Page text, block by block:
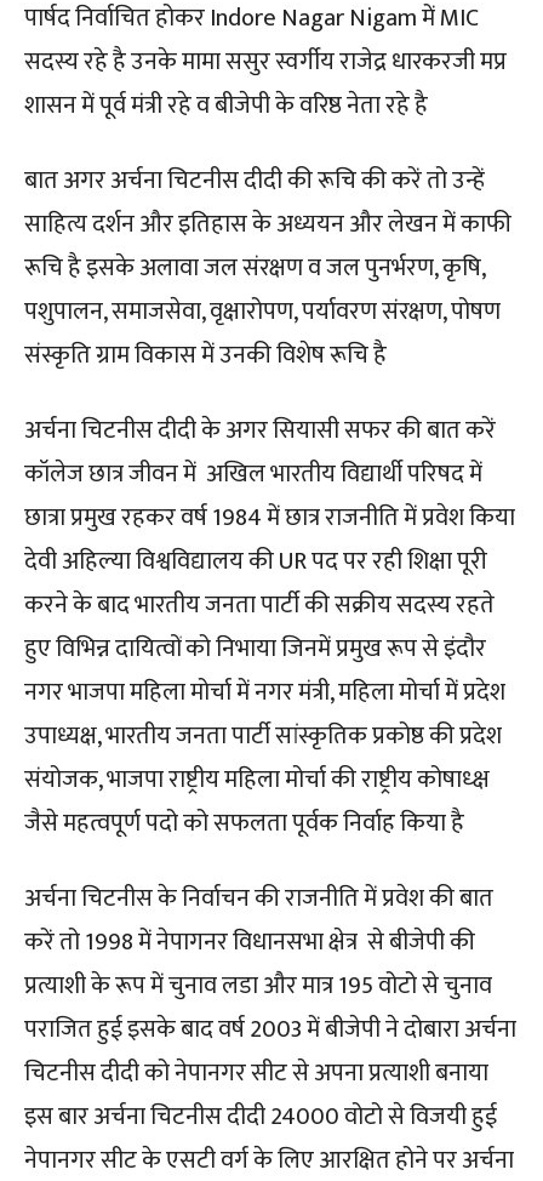
पार्षद निर्वाचित होकर Indore Nagar Nigam में MIC
सदस्य रहे है उनके मामा ससुर स्वर्गीय राजेद्र धारकरजी मप्र
शासन में पूर्व मंत्री रहे व बीजेपी के वरिष्ठ नेता रहे है
बात अगर अर्चना चिटनीस दीदी की रूचि की करें तो उन्हें
साहित्य दर्शन और इतिहास के अध्ययन और लेखन में काफी
रूचि है इसके अलावा जल संरक्षण व जल पुनर्भरण, कृषि,
पशुपालन, समाजसेवा, वृक्षारोपण, पर्यावरण संरक्षण, पोषण
संस्कृति ग्राम विकास में उनकी विशेष रूचि है
अर्चना चिटनीस दीदी के अगर सियासी सफर की बात करें
कॉलेज छात्र जीवन में अखिल भारतीय विद्यार्थी परिषद में
छात्रा प्रमुख रहकर वर्ष 1984 में छात्र राजनीति में प्रवेश किया
देवी अहिल्या विश्वविद्यालय की UR पद पर रही शिक्षा पूरी
करने के बाद भारतीय जनता पार्टी की सक्रीय सदस्य रहते
हुए विभिन्न दायित्वों को निभाया जिनमें प्रमुख रूप से इंदौर
नगर भाजपा महिला मोर्चा में नगर मंत्री, महिला मोर्चा में प्रदेश
उपाध्यक्ष, भारतीय जनता पार्टी सांस्कृतिक प्रकोष्ठ की प्रदेश
संयोजक, भाजपा राष्ट्रीय महिला मोर्चा की राष्ट्रीय कोषाध्क्ष
जैसे महत्वपूर्ण पदो को सफलता पूर्वक निर्वाह किया है
अर्चना चिटनीस के निर्वाचन की राजनीति में प्रवेश की बात
करें तो 1998 में नेपागनर विधानसभा क्षेत्र से बीजेपी की
प्रत्याशी के रूप में चुनाव लडा और मात्र 195 वोटो से चुनाव
पराजित हुई इसके बाद वर्ष 2003 में बीजेपी ने दोबारा अर्चना
चिटनीस दीदी को नेपानगर सीट से अपना प्रत्याशी बनाया
इस बार अर्चना चिटनीस दीदी 24000 वोटो से विजयी हुई
नेपानगर सीट के एसटी वर्ग के लिए आरक्षित होने पर अर्चना